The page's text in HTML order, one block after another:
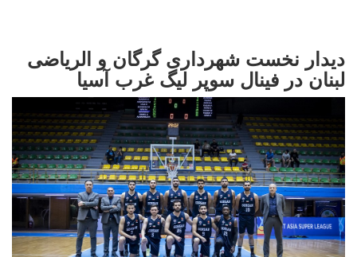
دیدار نخست شهرداری گرگان و الریاضی
لبنان در فینال سوپر لیگ غرب آسیا